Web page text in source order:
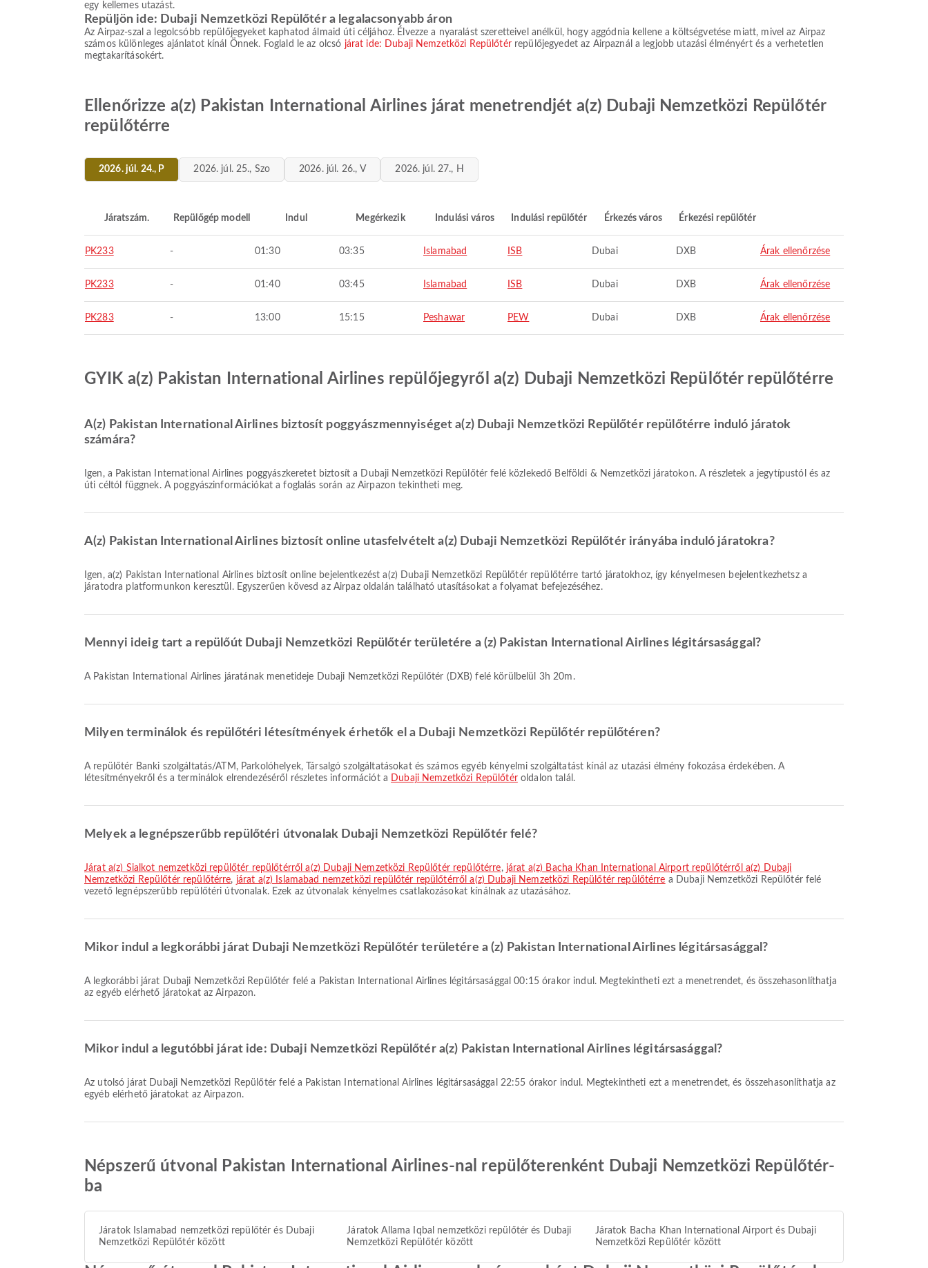
egy kellemes utazást.
Repüljön ide: Dubaji Nemzetközi Repülőtér a legalacsonyabb áron
Az Airpaz-szal a legolcsóbb repülőjegyeket kaphatod álmaid úti céljához. Élvezze a nyaralást szeretteivel anélkül, hogy aggódnia kellene a költségvetése miatt, mivel az Airpaz
számos különleges ajánlatot kínál Önnek. Foglald le az olcsó járat ide: Dubaji Nemzetközi Repülőtérrepülőjegyedet az Airpaznál a legjobb utazási élményért és a verhetetlen
megtakarításokért.
Ellenőrizze a(z) Pakistan International Airlines járat menetrendjét a(z) Dubaji Nemzetközi Repülőtér
repülőtérre
2026. júl. 24., P 2026. júl. 25., Szo 2026. júl. 26., V 2026. júl. 27., H
Járatszám. Repülőgép modell Indul Megérkezik Indulási város Indulási repülőtér Érkezés város Érkezési repülőtér
PK233 - 01:30 03:35 Islamabad ISB Dubai DXB Árak ellenőrzése
PK233 - 01:40 03:45 Islamabad ISB Dubai DXB Árak ellenőrzése
PK283 - 13:00 15:15 Peshawar PEW Dubai DXB Árak ellenőrzése
GYIK a(z) Pakistan International Airlines repülőjegyről a(z) Dubaji Nemzetközi Repülőtér repülőtérre
A(z) Pakistan International Airlines biztosít poggyászmennyiséget a(z) Dubaji Nemzetközi Repülőtér repülőtérre induló járatok
számára?
Igen, a Pakistan International Airlines poggyászkeretet biztosít a Dubaji Nemzetközi Repülőtér felé közlekedő Belföldi & Nemzetközi járatokon. A részletek a jegytípustól és az
úti céltól függnek. A poggyászinformációkat a foglalás során az Airpazon tekintheti meg.
A(z) Pakistan International Airlines biztosít online utasfelvételt a(z) Dubaji Nemzetközi Repülőtér irányába induló járatokra?
Igen, a(z) Pakistan International Airlines biztosít online bejelentkezést a(z) Dubaji Nemzetközi Repülőtér repülőtérre tartó járatokhoz, így kényelmesen bejelentkezhetsz a
járatodra platformunkon keresztül. Egyszerűen kövesd az Airpaz oldalán található utasításokat a folyamat befejezéséhez.
Mennyi ideig tart a repülőút Dubaji Nemzetközi Repülőtér területére a (z) Pakistan International Airlines légitársasággal?
A Pakistan International Airlines járatának menetideje Dubaji Nemzetközi Repülőtér (DXB) felé körülbelül 3h 20m.
Milyen terminálok és repülőtéri létesítmények érhetők el a Dubaji Nemzetközi Repülőtér repülőtéren?
A repülőtér Banki szolgáltatás/ATM, Parkolóhelyek, Társalgó szolgáltatásokat és számos egyéb kényelmi szolgáltatást kínál az utazási élmény fokozása érdekében. A
létesítményekről és a terminálok elrendezéséről részletes információt a Dubaji Nemzetközi Repülőtéroldalon talál.
Melyek a legnépszerűbb repülőtéri útvonalak Dubaji Nemzetközi Repülőtér felé?
járat a(z) Sialkot nemzetközi repülőtér repülőtérről a(z) Dubaji Nemzetközi Repülőtér repülőtérre, járat a(z) Bacha Khan International Airport repülőtérről a(z) Dubaji
Nemzetközi Repülőtér repülőtérre, járat a(z) Islamabad nemzetközi repülőtér repülőtérről a(z) Dubaji Nemzetközi Repülőtér repülőtérre a Dubaji Nemzetközi Repülőtér felé
vezető legnépszerűbb repülőtéri útvonalak. Ezek az útvonalak kényelmes csatlakozásokat kínálnak az utazásához.
Mikor indul a legkorábbi járat Dubaji Nemzetközi Repülőtér területére a (z) Pakistan International Airlines légitársasággal?
A legkorábbi járat Dubaji Nemzetközi Repülőtér felé a Pakistan International Airlines légitársasággal 00:15 órakor indul. Megtekintheti ezt a menetrendet, és összehasonlíthatja
az egyéb elérhető járatokat az Airpazon.
Mikor indul a legutóbbi járat ide: Dubaji Nemzetközi Repülőtér a(z) Pakistan International Airlines légitársasággal?
Az utolsó járat Dubaji Nemzetközi Repülőtér felé a Pakistan International Airlines légitársasággal 22:55 órakor indul. Megtekintheti ezt a menetrendet, és összehasonlíthatja az
egyéb elérhető járatokat az Airpazon.
Népszerű útvonal Pakistan International Airlines-nal repülőterenként Dubaji Nemzetközi Repülőtér-
ba
Járatok Islamabad nemzetközi repülőtér és Dubaji
Nemzetközi Repülőtér között
Járatok Allama Iqbal nemzetközi repülőtér és Dubaji
Nemzetközi Repülőtér között
Járatok Bacha Khan International Airport és Dubaji
Nemzetközi Repülőtér között